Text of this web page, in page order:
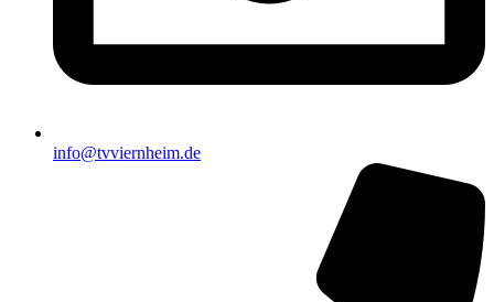
info@tvviernheim.de